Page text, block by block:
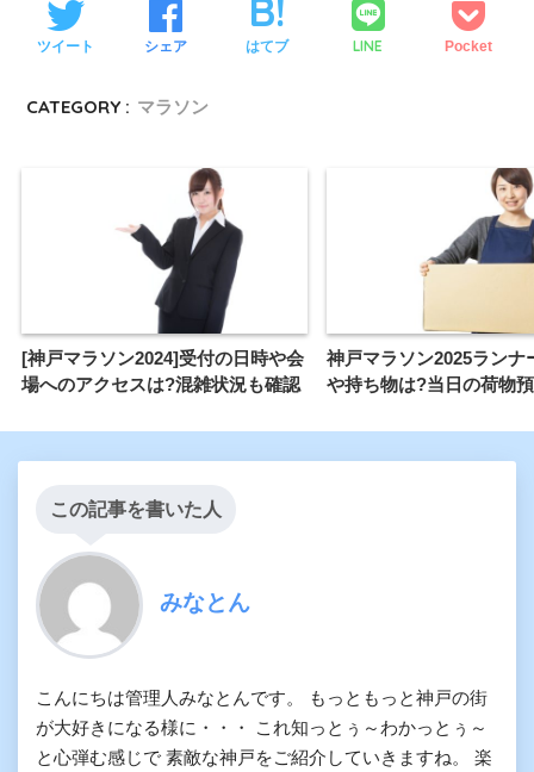
ツイート シェア はてブ LINE Pocket
CATEGORY : マラソン
[神戸マラソン2024]受付の日時や会
場へのアクセスは?混雑状況も確認
神戸マラソン2025ランナ
や持ち物は?当日の荷物
この記事を書いた人
みなとん
こんにちは管理人みなとんです。 もっともっと神戸の街
が大好きになる様に・・・ これ知っとぅ～わかっとぅ～
と心弾む感じで 素敵な神戸をご紹介していきますね。 楽